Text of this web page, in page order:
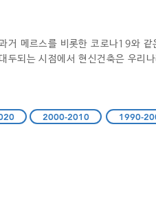
거 메르스를 비롯한 코로나19와 같
대두되는 시점에서 현신건축은 우리
2000-2010 1990-